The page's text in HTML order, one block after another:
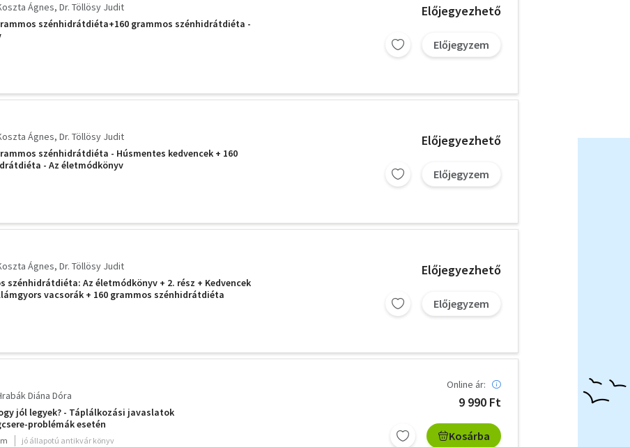
Ágnes Dr. Töllösy Judit
szénhidrátdiéta+160 grammos szénhidrátdiéta -
Előjegyezhető
Előjegyzem
Ágnes Dr. Töllösy Judit
szénhidrátdiéta - Húsmentes kedvencek + 160
- Az életmódkönyv
Előjegyezhető
Előjegyzem
Ágnes Dr. Töllösy Judit
szénhidrátdiéta: Az életmódkönyv + 2. rész + Kedvencek
vacsorák + 160 grammos szénhidrátdiéta
Előjegyezhető
Előjegyzem
Diána Dóra
jól legyek? - Táplálkozási javaslatok
problémák esetén
jó állapotú antikvár könyv
Online ár:
9 990 Ft
Kosárba